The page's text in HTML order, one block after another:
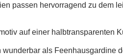
passen hervorragend zu dem
auf einer halbtransparenten
wunderbar als Feenhausgardine